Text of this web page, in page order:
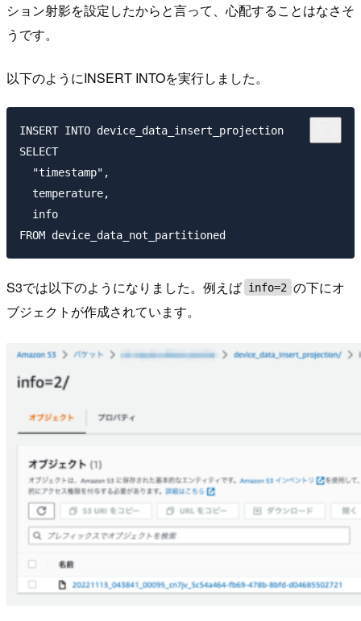
ション射影を設定したからと言って、心配することはなさそ
うです。
以下のようにINSERT INTOを実行しました。
INSERT INTO device_data_insert_projection
SELECT
  "timestamp",
  temperature,
  info
S3では以下のようになりました。例えば info=2 の下にオ
ブジェクトが作成されています。